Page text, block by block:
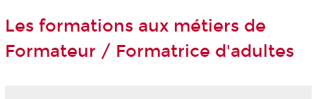
Les formations aux métiers de
Formateur / Formatrice d'adultes